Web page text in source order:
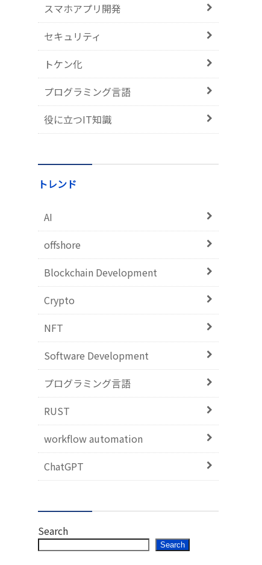
スマホアプリ開発
セキュリティ
トケン化
プログラミング言語
役に立つIT知識
トレンド
AI
offshore
Blockchain Development
Crypto
NFT
Software Development
プログラミング言語
RUST
workflow automation
ChatGPT
Search
Search